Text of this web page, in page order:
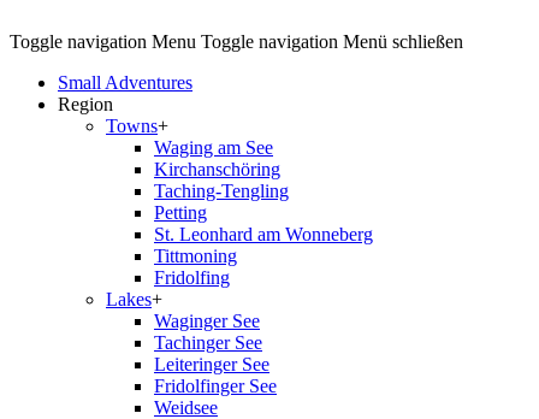
Toggle navigation Menu Toggle navigation Menü schließen
Small Adventures
Region
Towns+
Waging am See
Kirchanschöring
Taching-Tengling
Petting
St. Leonhard am Wonneberg
Tittmoning
Fridolfing
Lakes+
Waginger See
Tachinger See
Leiteringer See
Fridolfinger See
Weidsee